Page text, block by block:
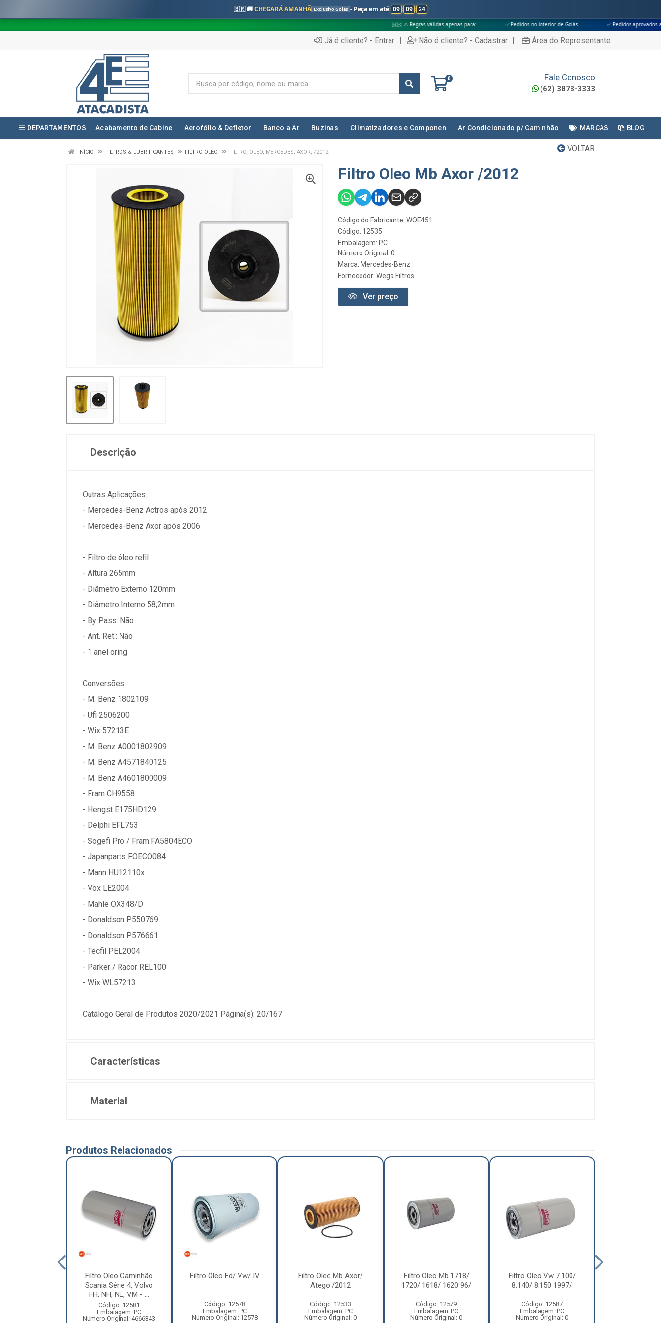
🇧🇷 🚚CHEGARÁ AMANHÃ Exclusivo Goiás - Peça em até: 09 : 09 : 23
🇧🇷 ⚠️ Regras válidas apenas para: ✅ Pedidos no interior de Goiás ✅ Pedidos aprovados até às 18h
Já é cliente? - Entrar | Não é cliente? - Cadastrar | Área do Representante
0 Fale Conosco
(62) 3878-3333
DEPARTAMENTOS Acabamento de Cabine Aerofólio & Defletor Banco a Ar Buzinas Climatizadores e Componen Ar Condicionado p/ Caminhão MARCAS BLOG
VOLTAR
INÍCIO FILTROS & LUBRIFICANTES FILTRO OLEO FILTRO, OLEO, MERCEDES, AXOR, /2012
Filtro Oleo Mb Axor /2012
Código do Fabricante: WOE451
Código: 12535
Embalagem: PC
Número Original: 0
Marca: Mercedes-Benz
Fornecedor: Wega Filtros
Ver preço
Descrição
Outras Aplicações:
- Mercedes-Benz Actros após 2012
- Mercedes-Benz Axor após 2006
- Filtro de óleo refil
- Altura 265mm
- Diâmetro Externo 120mm
- Diâmetro Interno 58,2mm
- By Pass: Não
- Ant. Ret.: Não
- 1 anel oring
Conversões:
- M. Benz 1802109
- Ufi 2506200
- Wix 57213E
- M. Benz A0001802909
- M. Benz A4571840125
- M. Benz A4601800009
- Fram CH9558
- Hengst E175HD129
- Delphi EFL753
- Sogefi Pro / Fram FA5804ECO
- Japanparts FOECO084
- Mann HU12110x
- Vox LE2004
- Mahle OX348/D
- Donaldson P550769
- Donaldson P576661
- Tecfil PEL2004
- Parker / Racor REL100
- Wix WL57213
Catálogo Geral de Produtos 2020/2021 Página(s): 20/167
Características
Material
Produtos Relacionados
Filtro Oleo Caminhão
Scania Série 4, Volvo
FH, NH, NL, VM - ...
Código: 12581
Embalagem: PC
Número Original: 4666343
Filtro Oleo Fd/ Vw/ IV
Código: 12578
Embalagem: PC
Número Original: 12578
Filtro Oleo Mb Axor/
Atego /2012
Código: 12533
Embalagem: PC
Número Original: 0
Filtro Oleo Mb 1718/
1720/ 1618/ 1620 96/
Código: 12579
Embalagem: PC
Número Original: 0
Filtro Oleo Vw 7.100/
8.140/ 8.150 1997/
Código: 12587
Embalagem: PC
Número Original: 0